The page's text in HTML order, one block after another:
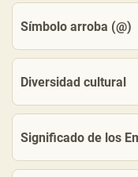
Símbolo arroba (@)
Diversidad cultural
Significado de los